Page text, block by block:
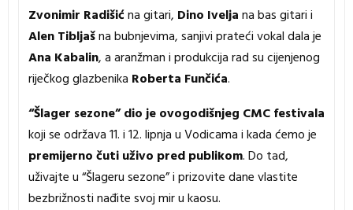
Zvonimir Radišićna gitari, Dino Iveljana bas gitari i
Alen Tibljašna bubnjevima, sanjivi prateći vokal dala je
Ana Kabalin, a aranžman i produkcija rad su cijenjenog
riječkog glazbenika Roberta Funčića.
“Šlager sezone” dio je ovogodišnjeg CMC festivala
koji se održava 11. i 12. lipnja u Vodicama i kada ćemo je
premijerno čuti uživo pred publikom. Do tad,
uživajte u “Šlageru sezone” i prizovite dane vlastite
bezbrižnosti nađite svoj mir u kaosu.